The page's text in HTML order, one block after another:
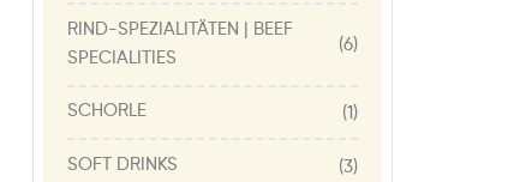
RIND-SPEZIALITÄTEN | BEEF
SPECIALITIES
(6)
SCHORLE (1)
SOFT DRINKS (3)